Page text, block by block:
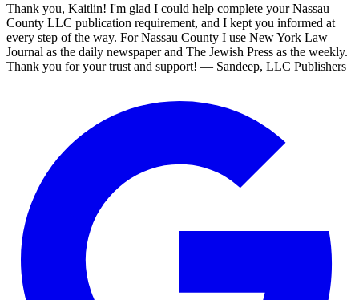
Thank you, Kaitlin! I'm glad I could help complete your Nassau
County LLC publication requirement, and I kept you informed at
every step of the way. For Nassau County I use New York Law
Journal as the daily newspaper and The Jewish Press as the weekly.
Thank you for your trust and support! — Sandeep, LLC Publishers